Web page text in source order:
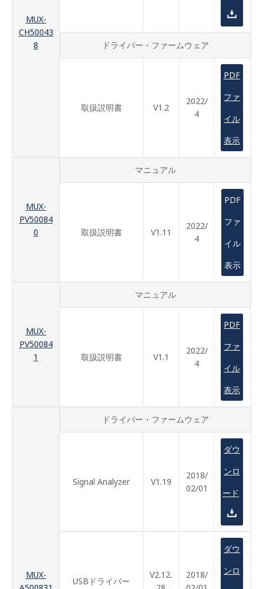
MUX-
CH50043
8
ドライバー・ファームウェア
取扱説明書 V1.2
2022/
4
PDF
ファ
イル
表示
MUX-
PV50084
0
マニュアル
取扱説明書 V1.11
2022/
4
PDF
ファ
イル
表示
MUX-
PV50084
1
マニュアル
取扱説明書 V1.1
2022/
4
PDF
ファ
イル
表示
MUX-
ドライバー・ファームウェア
Signal Analyzer V1.19
2018/
02/01
ダウ
ンロ
ード
USBドライバー
V2.12.
2018/
ダウ
ンロ